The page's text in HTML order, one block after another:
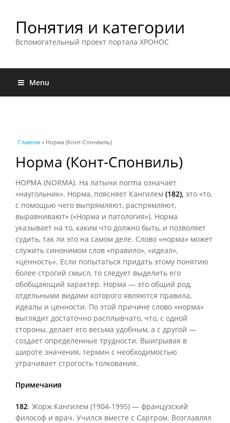
Понятия и категории
Вспомогательный проект портала ХРОНОС
Menu
Вы здесь
Главная » Норма (Конт-Спонвиль)
Норма (Конт-Спонвиль)
НОРМА (NORMA). На латыни norma означает
«наугольник». Норма, поясняет Кангилем (182), это «то,
с помощью чего выпрямляют, распрямляют,
выравнивают» («Норма и патология»). Норма
указывает на то, каким что должно быть, и позволяет
судить, так ли это на самом деле. Слово «норма» может
служить синонимом слов «правило», «идеал»,
«ценность». Если попытаться придать этому понятию
более строгий смысл, то следует выделить его
обобщающий характер. Норма — это общий род,
отдельными видами которого являются правила,
идеалы и ценности. По этой причине слово «норма»
выглядит достаточно расплывчато, что, с одной
стороны, делает его весьма удобным, а с другой —
создает определенные трудности. Выигрывая в
широте значения, термин с необходимостью
утрачивает строгость толкования.
Примечания
182. Жорж Кангилем (1904-1995) — французский
философ и врач. Учился вместе с Сартром. Возглавлял